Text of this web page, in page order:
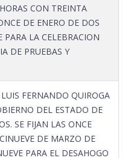
CON TREINTA
DE ENERO DE DOS
PARA LA CELEBRACION
DE PRUEBAS Y
LUIS FERNANDO QUIROGA
DEL ESTADO DE
SE FIJAN LAS ONCE
DE MARZO DE
PARA EL DESAHOGO